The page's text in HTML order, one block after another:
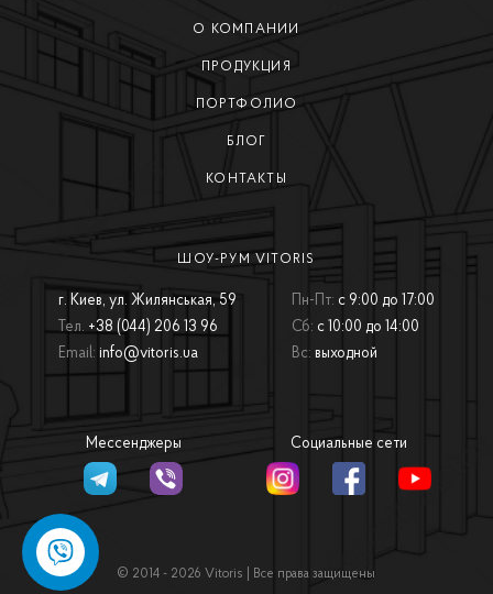
О КОМПАНИИ
ПРОДУКЦИЯ
ПОРТФОЛИО
БЛОГ
КОНТАКТЫ
ШОУ-РУМ VITORIS
г. Киев, ул. Жилянськая, 59
Тел. +38 (044) 206 13 96
Email: info@vitoris.ua
Пн-Пт: с 9:00 до 17:00
Сб: с 10:00 до 14:00
Вс: выходной
Мессенджеры Социальные сети
© 2014 - 2026 Vitoris | Все права защищены